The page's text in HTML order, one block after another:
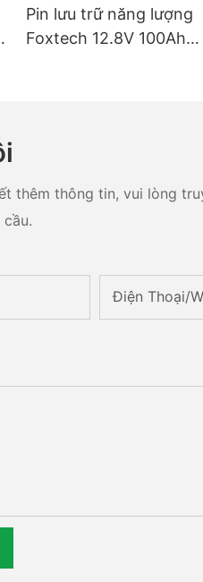
Pin lưu trữ năng lượng
Foxtech 12.8V 100Ah
thêm thông tin, vui lòng
Điện Thoại/